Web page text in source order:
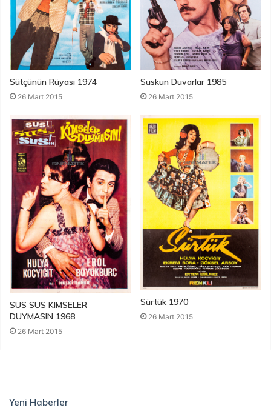
Sütçünün Rüyası 1974
26 Mart 2015
Suskun Duvarlar 1985
26 Mart 2015
SUS SUS KIMSELER
DUYMASIN 1968
26 Mart 2015
Sürtük 1970
26 Mart 2015
Yeni Haberler